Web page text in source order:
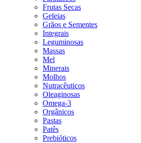
Frutas Secas
Geleias
Grãos e Sementes
Integrais
Leguminosas
Massas
Mel
Minerais
Molhos
Nutracêuticos
Oleaginosas
Omega-3
Orgânicos
Pastas
Patês
Prebióticos